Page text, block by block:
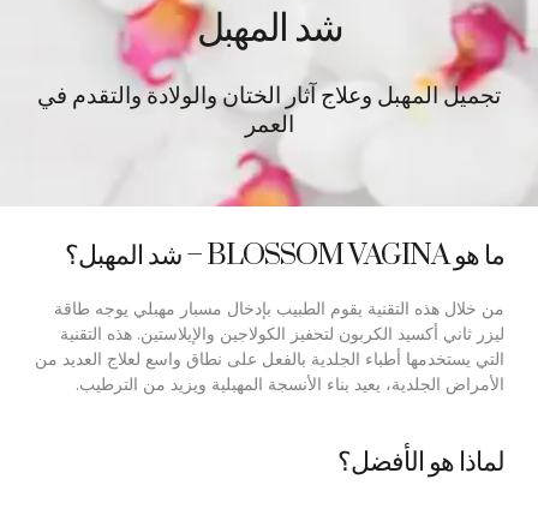
شد المهبل
تجميل المهبل وعلاج آثار الختان والولادة والتقدم في
العمر
ما هو BLOSSOM VAGINA – شد المهبل؟
من خلال هذه التقنية يقوم الطبيب بإدخال مسبار مهبلي يوجه طاقة
ليزر ثاني أكسيد الكربون لتحفيز الكولاجين والإيلاستين. هذه التقنية
التي يستخدمها أطباء الجلدية بالفعل على نطاق واسع لعلاج العديد من
الأمراض الجلدية، يعيد بناء الأنسجة المهبلية ويزيد من الترطيب.
لماذا هو الأفضل؟